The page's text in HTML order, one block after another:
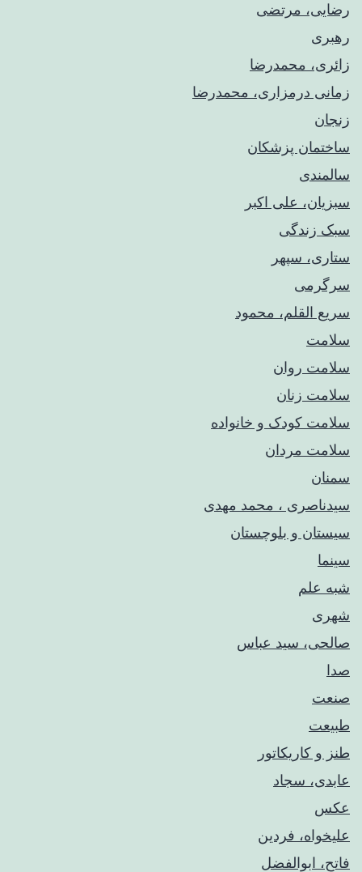
رضایی، مرتضی
رهبری
زائری، محمدرضا
زمانی درمزاری، محمدرضا
زنجان
ساختمان پزشکان
سالمندی
سبزیان، علی اکبر
سبک زندگی
ستاری، سپهر
سرگرمی
سریع القلم، محمود
سلامت
سلامت روان
سلامت زنان
سلامت کودک‌ و خانواده
سلامت مردان
سمنان
سیدناصری ، محمد مهدی
سیستان و بلوچستان
سینما
شبه علم
شهری
صالحی، سید عباس
صدا
صنعت
طبیعت
طنز و کاریکاتور
عابدی، سجاد
عکس
علیخواه، فردین
فاتح، ابوالفضل